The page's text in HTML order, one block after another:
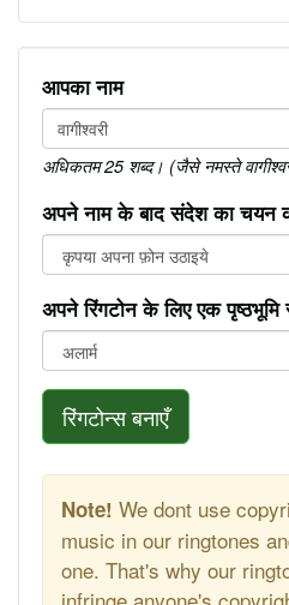
आपका नाम
अधिकतम 25 शब्द। (जैसे नमस्ते वागीश्वरी
अपने नाम के बाद संदेश का चयन
अपने रिंगटोन के लिए एक
रिंगटोन्स बनाएँ
Note! We dont use
music in our ringtones
one. That's why our
infringe anyone's